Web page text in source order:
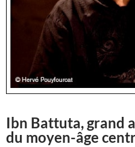
Ibn Battuta, grand
du moyen-âge